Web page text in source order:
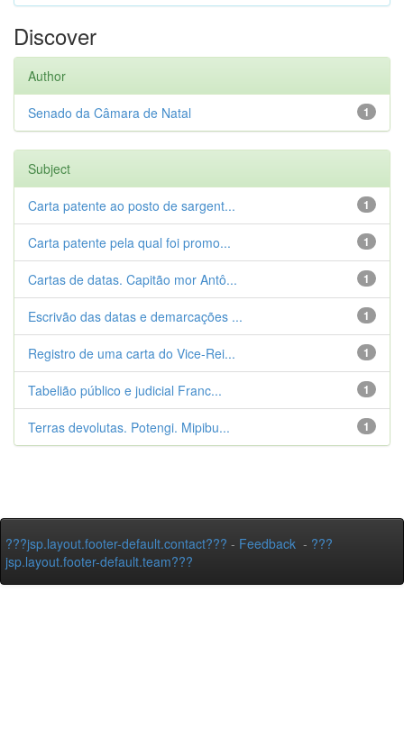
Discover
Author
1
Senado da Câmara de Natal
Subject
1
Carta patente ao posto de sargent...
1
Carta patente pela qual foi promo...
1
Cartas de datas. Capitão mor Antô...
1
Escrivão das datas e demarcações ...
1
Registro de uma carta do Vice-Rei...
1
Tabelião público e judicial Franc...
1
Terras devolutas. Potengi. Mipibu...
???jsp.layout.footer-default.contact??? - Feedback - ???
jsp.layout.footer-default.team???